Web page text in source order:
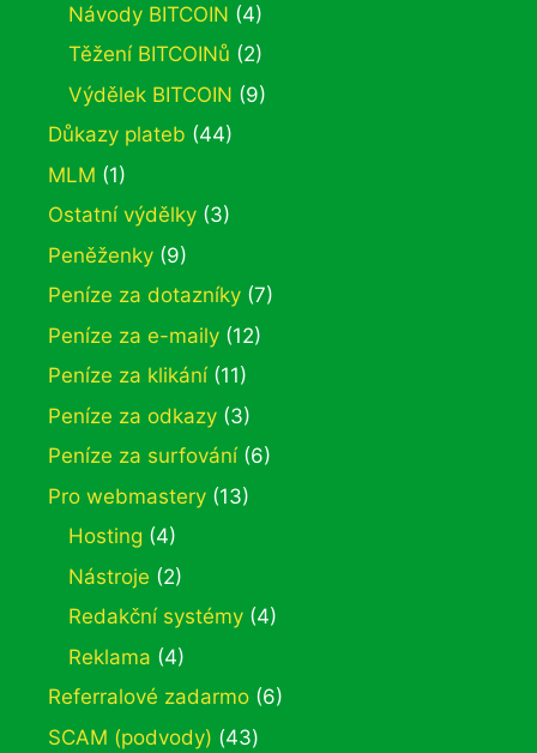
Návody BITCOIN (4)
Těžení BITCOINů (2)
Výdělek BITCOIN (9)
Důkazy plateb (44)
MLM (1)
Ostatní výdělky (3)
Peněženky (9)
Peníze za dotazníky (7)
Peníze za e-maily (12)
Peníze za klikání (11)
Peníze za odkazy (3)
Peníze za surfování (6)
Pro webmastery (13)
Hosting (4)
Nástroje (2)
Redakční systémy (4)
Reklama (4)
Referralové zadarmo (6)
SCAM (podvody) (43)